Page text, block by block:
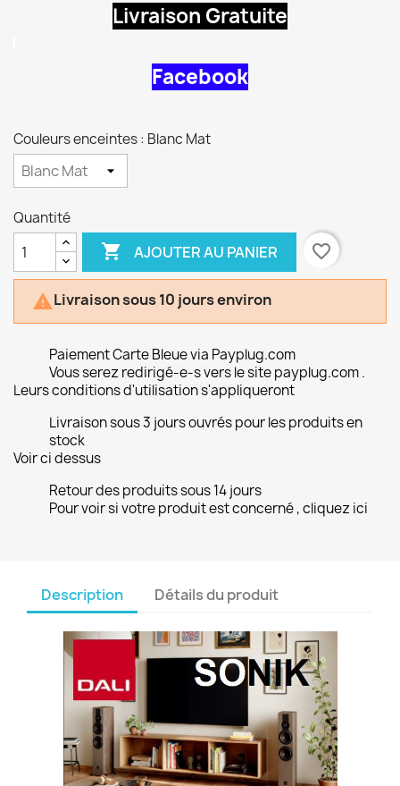
Livraison Gratuite
Facebook
Couleurs enceintes : Blanc Mat
Quantité
 AJOUTER AU PANIER favorite_border
Livraison sous 10 jours environ
Paiement Carte Bleue via Payplug.com
Vous serez redirigé-e-s vers le site payplug.com .
Leurs conditions d'utilisation s'appliqueront
Livraison sous 3 jours ouvrés pour les produits en
stock
Voir ci dessus
Retour des produits sous 14 jours
Pour voir si votre produit est concerné , cliquez ici
Description Détails du produit